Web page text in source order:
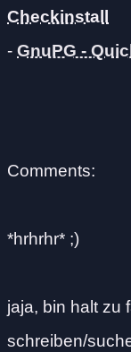
Checkinstall
- GnuPG -
Comments:
*hrhrhr* ;)
jaja, bin halt zu
schreiben/